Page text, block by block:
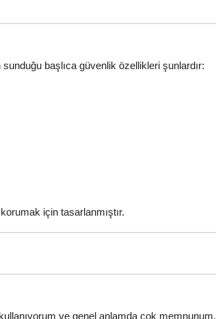
başlıca güvenlik özellikleri şunlardır:
için tasarlanmıştır.
ve genel anlamda çok memnunum.